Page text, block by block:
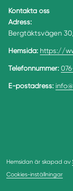
Kontakta oss
Adress:
Bergtäktsvägen
Hemsida: https://
Telefonnummer:
E-postadress:
Hemsidan är skapad av
Cookies-inställningar